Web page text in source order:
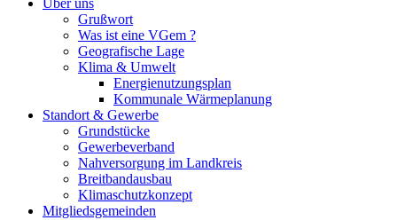
Über uns
Grußwort
Was ist eine VGem ?
Geografische Lage
Klima & Umwelt
Energienutzungsplan
Kommunale Wärmeplanung
Standort & Gewerbe
Grundstücke
Gewerbeverband
Nahversorgung im Landkreis
Breitbandausbau
Klimaschutzkonzept
Mitgliedsgemeinden